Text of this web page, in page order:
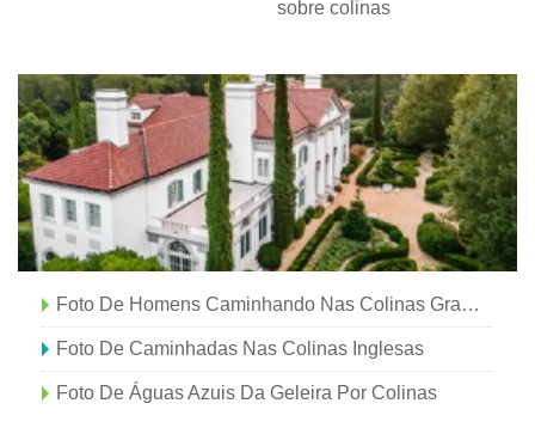
sobre colinas
Foto De Homens Caminhando Nas Colinas Gramíneas
Foto De Caminhadas Nas Colinas Inglesas
Foto De Águas Azuis Da Geleira Por Colinas